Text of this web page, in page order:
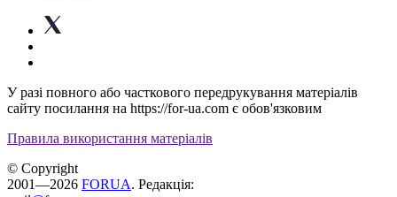
У разі повного або часткового передрукування матеріалів
сайту посилання на https://for-ua.com є обов'язковим
Правила використання матеріалів
© Copyright
2001—2026 FORUA. Редакція: